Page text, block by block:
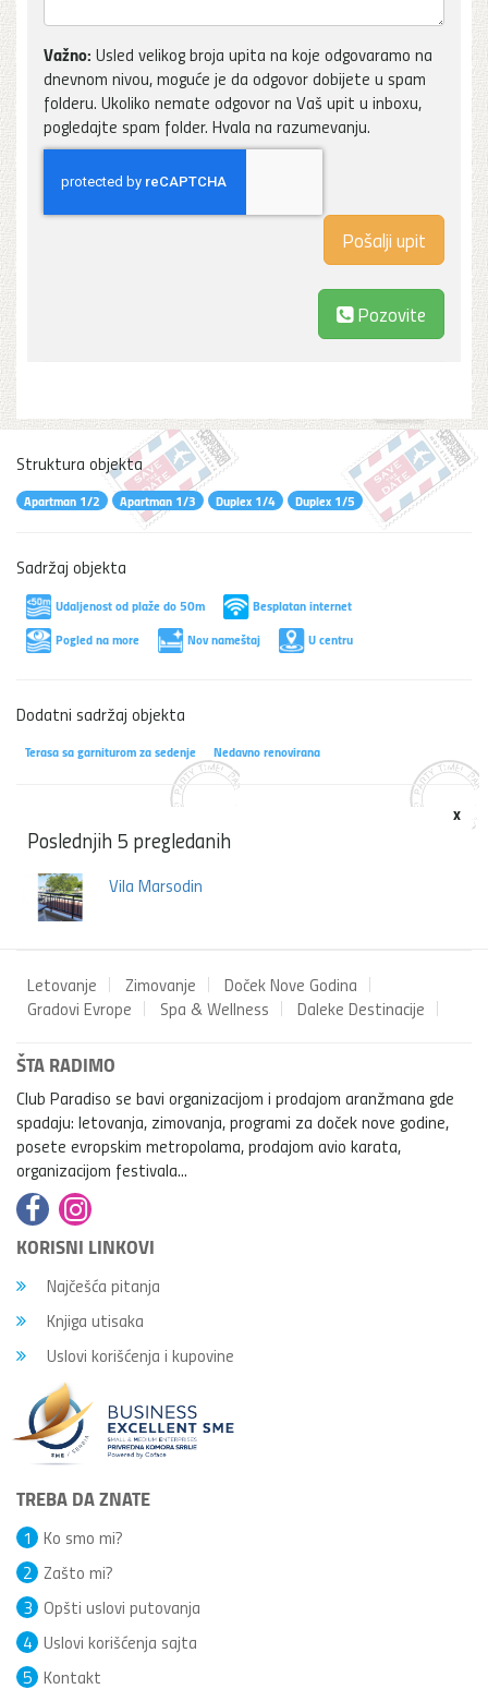
Važno: Usled velikog broja upita na koje odgovaramo na
dnevnom nivou, moguće je da odgovor dobijete u spam
folderu. Ukoliko nemate odgovor na Vaš upit u inboxu,
pogledajte spam folder. Hvala na razumevanju.
Pozovite
Struktura objekta
Apartman 1/2 Apartman 1/3 Duplex 1/4 Duplex 1/5
Sadržaj objekta
Udaljenost od plaže do 50m
Besplatan internet
Pogled na more
Nov nameštaj U centru
Dodatni sadržaj objekta
Terasa sa garniturom za sedenje Nedavno renovirana
x
Poslednjih 5 pregledanih
Vila Marsodin
Letovanje Zimovanje
Doček Nove Godina
Gradovi Evrope
Spa & Wellness Daleke Destinacije
ŠTA RADIMO
Club Paradiso se bavi organizacijom i prodajom aranžmana gde
spadaju: letovanja, zimovanja, programi za doček nove godine,
posete evropskim metropolama, prodajom avio karata,
organizacijom festivala...
KORISNI LINKOVI
Najčešća pitanja
Knjiga utisaka
Uslovi korišćenja i kupovine
TREBA DA ZNATE
Ko smo mi?
1
Zašto mi?
2
Opšti uslovi putovanja
3
Uslovi korišćenja sajta
4
Kontakt
5